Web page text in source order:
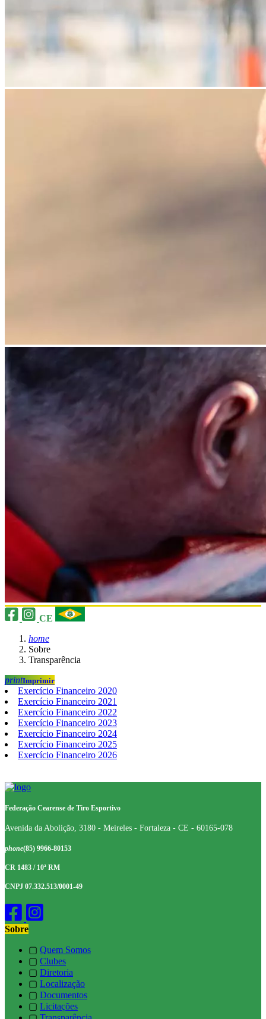
CE
home
Sobre
Transparência
printImprimir
Exercício Financeiro 2020
Exercício Financeiro 2021
Exercício Financeiro 2022
Exercício Financeiro 2023
Exercício Financeiro 2024
Exercício Financeiro 2025
Exercício Financeiro 2026
Federação Cearense de Tiro Esportivo
Avenida da Abolição, 3180 - Meireles - Fortaleza - CE - 60165-078
phone(85) 9966-80153
CR 1483 / 10ª RM
CNPJ 07.332.513/0001-49
Sobre
▢ Quem Somos
▢ Clubes
▢ Diretoria
▢ Localização
▢ Documentos
▢ Licitações